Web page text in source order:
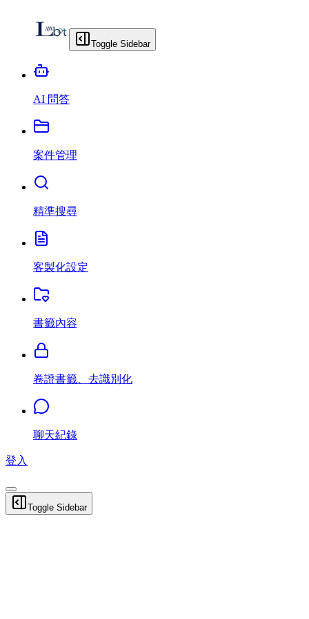
Toggle Sidebar
AI 問答
案件管理
精準搜尋
客製化設定
書籤內容
卷證書籤、去識別化
聊天紀錄
登入
Toggle Sidebar